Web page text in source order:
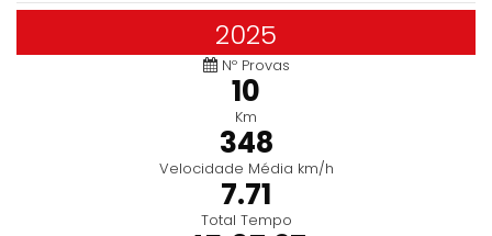
2025
Nº Provas
10
Km
348
Velocidade Média km/h
7.71
Total Tempo